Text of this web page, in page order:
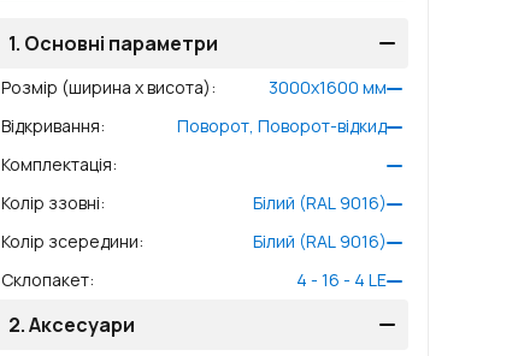
1. Основні параметри
Розмір (ширина x висота): 3000x1600 мм
Відкривання:
Поворот, Поворот-відкид
Комплектація:
Колір ззовні:
Білий (RAL 9016)
Колір зсередини:
Білий (RAL 9016)
Склопакет: 4 - 16 - 4 LE
2.Аксесуари